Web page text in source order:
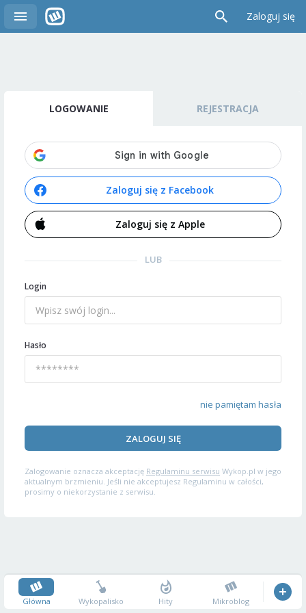
Zaloguj się
LOGOWANIE REJESTRACJA
Zaloguj się z Facebook
Zaloguj się z Apple
LUB
Login
Hasło
nie pamiętam hasła
ZALOGUJ SIĘ
Zalogowanie oznacza akceptację Regulaminu serwisu Wykop.pl w jego
aktualnym brzmieniu. Jeśli nie akceptujesz Regulaminu w całości,
prosimy o niekorzystanie z serwisu.
Główna Wykopalisko Hity Mikroblog